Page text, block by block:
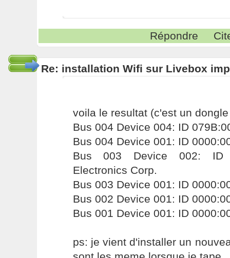
Répondre
Re: installation Wifi sur Livebox
voila le resultat (c'est un
Bus 004 Device 004: ID
Bus 004 Device 001: ID
Bus 003 Device 002: ID
Electronics Corp.
Bus 003 Device 001: ID
Bus 002 Device 001: ID
Bus 001 Device 001: ID
ps: je vient d'installer un